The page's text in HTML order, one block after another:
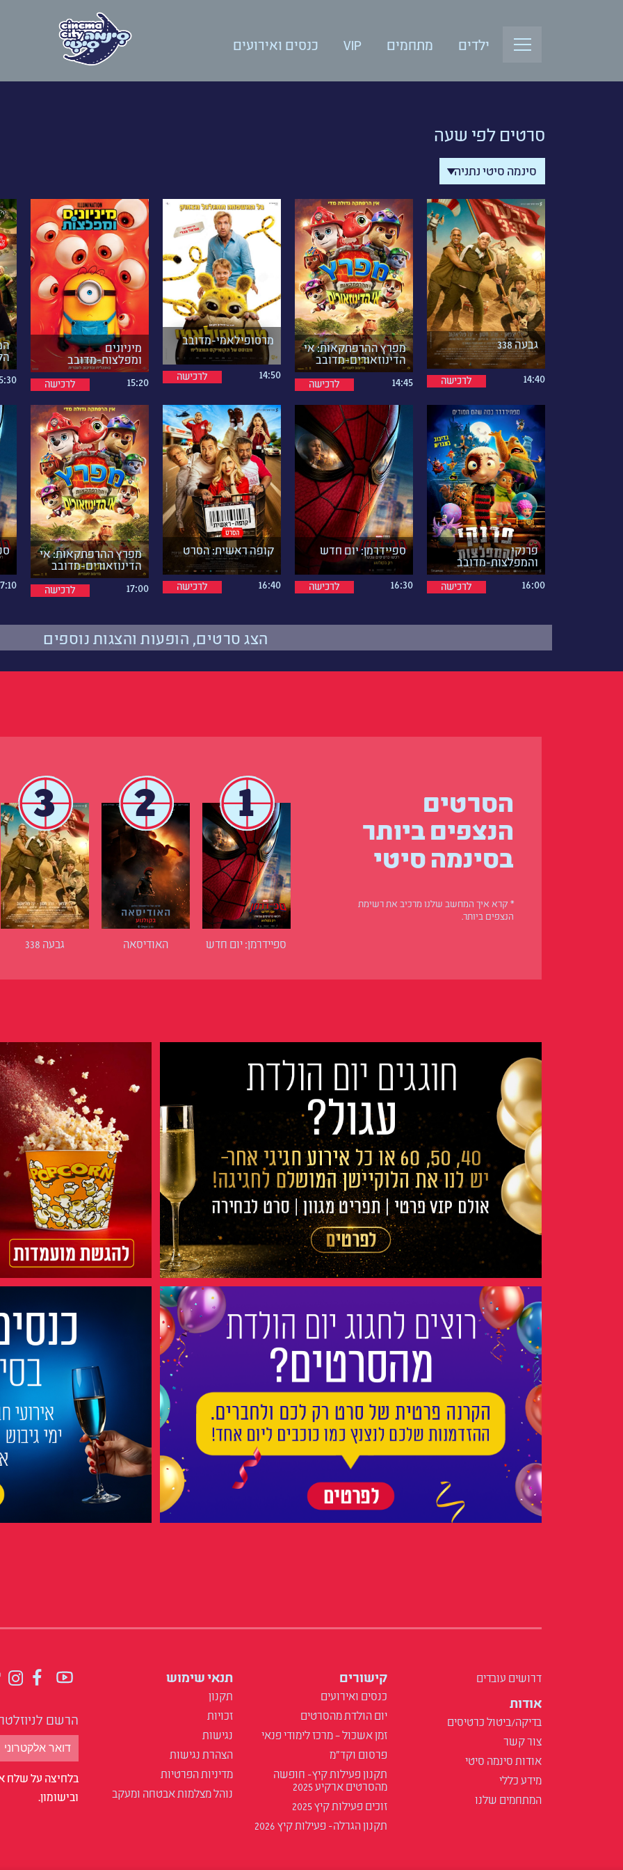
ילדים מתחמים VIP כנסים ואירועים
סרטים לפי שעה
סינמה סיטי נתניה
גבעה 338
14:40 לרכישה
מפרץ ההרפתקאות: אי
הדינוזאורים-מדובב
14:45
לרכישה
מרסופילאמי-מדובב
14:50 לרכישה
מיניונים
ומפלצות-מדובב
15:20
לרכישה
פרנקי
והמפלצות-מדובב
16:00
לרכישה
ספיידרמן: יום חדש
16:30 לרכישה
קופה ראשית: הסרט
16:40 לרכישה
מפרץ ההרפתקאות: אי
הדינוזאורים-מדובב
17:00
לרכישה
הצג סרטים, הופעות והצגות נוספים
הסרטים
הנצפים ביותר
בסינמה סיטי
* קרא איך המחשב שלנו מרכיב את רשימת
הנצפים ביותר.
1
ספיידרמן: יום חדש
2
האודיסאה
3
גבעה 338
דרושים עובדים
אודות
בדיקה/ביטול כרטיסים
צור קשר
אודות סינמה סיטי
מידע כללי
המתחמים שלנו
קישורים
כנסים ואירועים
יום הולדת מהסרטים
זמן אשכול – מרכז לימודי פנאי
פרסום וקד"מ
תקנון פעילות קיץ- חופשה
מהסרטים ארקיע 2025
זוכים פעילות קיץ 2025
תקנון הגרלה- פעילות קיץ 2026
תנאי שימוש
תקנון
זכויות
נגישות
הצהרת נגישות
מדיניות הפרטיות
נוהל מצלמות אבטחה ומעקב
הרשם
בלחיצה על שלח
ובישומון.